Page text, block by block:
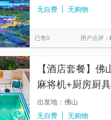
无自费
无购物
已售0 用户点评：
【酒店套餐】
麻将机+厨房厨
出发地：佛山
无自费
无购物